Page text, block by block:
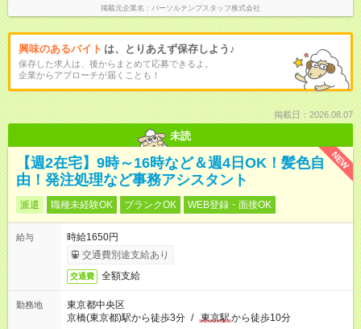
掲載元企業名 パーソルテンプスタッフ株式会社
興味のあるバイト は、とりあえず保存しよう♪
保存した求人は、後からまとめて応募できるよ。
企業からアプローチが届くことも！
掲載日：2026.08.07
未読
NEW
【週2在宅】9時～16時など＆週4日OK！髪色自
由！発注処理など事務アシスタント
派遣 職種未経験OK ブランクOK WEB登録・面接OK
給与
時給1650円
交通費別途支給あり
交通費 全額支給
勤務地
東京都中央区
京橋(東京都)駅から徒歩3分 / 東京駅から徒歩10分